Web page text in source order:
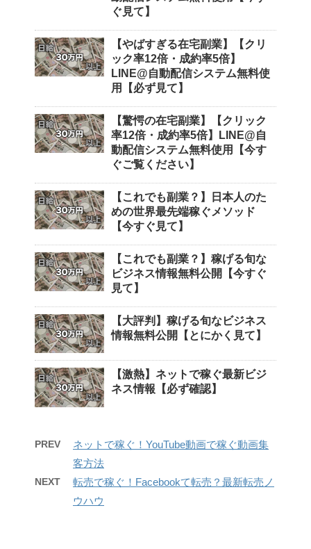
ぐ見て】
【やばすぎる在宅副業】【クリ
ック率12倍・成約率5倍】
LINE@自動配信システム無料使
用【必ず見て】
【驚愕の在宅副業】【クリック
率12倍・成約率5倍】LINE@自
動配信システム無料使用【今す
ぐご覧ください】
【これでも副業？】日本人のた
めの世界最先端稼ぐメソッド
【今すぐ見て】
【これでも副業？】稼げる旬な
ビジネス情報無料公開【今すぐ
見て】
【大評判】稼げる旬なビジネス
情報無料公開【とにかく見て】
【激熱】ネットで稼ぐ最新ビジ
ネス情報【必ず確認】
PREV
ネットで稼ぐ！YouTube動画で稼ぐ動画集
客方法
NEXT
転売で稼ぐ！Facebookて転売？最新転売ノ
ウハウ